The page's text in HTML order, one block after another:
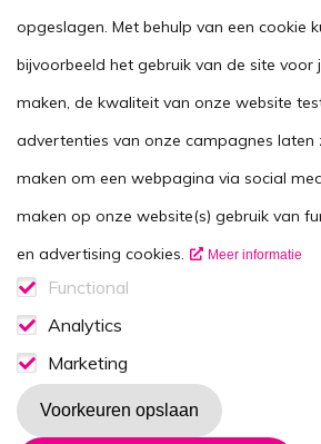
Agenda
Voor zorgverleners
This website in another
Contactgegevens
Vacatures
Disclaimer
Volg ons op
opgeslagen. Met behulp van een cookie
bijvoorbeeld het gebruik van de site voor
maken, de kwaliteit van onze website
advertenties van onze campagnes laten
maken om een webpagina via social
maken op onze website(s) gebruik van
en advertising cookies.
Meer informatie
Functional
Functionele cookies
Analytics
Analytics consent
Marketing
Marketing consent
Voorkeuren opslaan